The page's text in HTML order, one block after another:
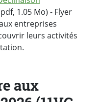
1.05 Mo) - Flyer
entreprises
leurs activités
aux